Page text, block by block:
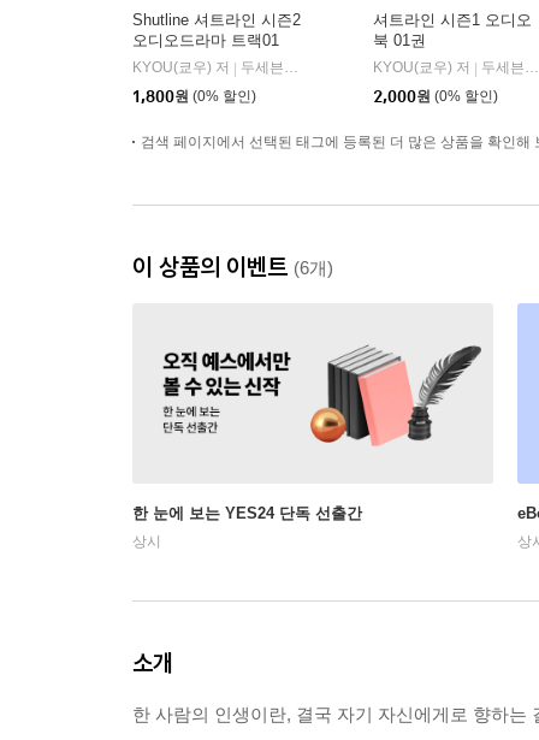
Shutline 셔트라인 시즌2
오디오드라마 트랙01
KYOU(쿄우) 저 | 두세븐 엔터테인먼트
1,800원 (0% 할인)
셔트라인 시즌1 오디오
북 01권
KYOU(쿄우) 저 | 두세븐 엔터테인먼트
2,000원 (0% 할인)
검색 페이지에서 선택된 태그에 등록된 더 많은 상품을 확인해
이 상품의 이벤트 (6개)
한 눈에 보는 YES24 단독 선출간
상시 상
소개
한 사람의 인생이란, 결국 자기 자신에게로 향하는